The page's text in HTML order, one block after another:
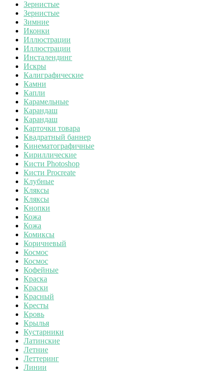
Зернистые
Зернистые
Зимние
Иконки
Иллюстрации
Иллюстрации
Инсталендинг
Искры
Калиграфические
Камни
Капли
Карамельные
Карандаш
Карандаш
Карточки товара
Квадратный баннер
Кинематографичные
Кириллические
Кисти Photoshop
Кисти Procreate
Клубные
Кляксы
Кляксы
Кнопки
Кожа
Кожа
Комиксы
Коричневый
Космос
Космос
Кофейные
Краска
Краски
Красный
Кресты
Кровь
Крылья
Кустарники
Латинские
Летние
Леттеринг
Линии